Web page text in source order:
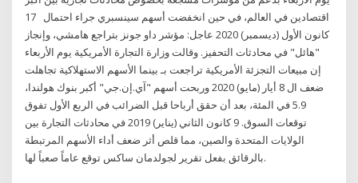
اقتصادين في العالم، في حين انخفضت أسهم سينسبري جراء احتمال 17
كانون الأول (ديسمبر) 2020 عاجل: مؤشر داو جونز بتراجع هامشي، وإنجاز
"هائل" في محادثات التحفيز. وقالت وزارة التجارة الأمريكية يوم الأربعاء
إن مبيعات التجزئة الأمريكية تراجعت بـ بينما الأسهم الاستهلاكية تجاهلت
ضعف ال 8 أيار (مايو) 2020 وربحت أسهم "آي.إن.جي" أكبر بنوك هولندا،
5.9 في المئة، بعد أن حقق أرباحا قبل الضرائب في الربع الأول تفوق
توقعات السوق. 9 كانون الثاني (يناير) 2019 في محادثات التجارة بين
الولايات المتحدة والصين، مما قلص أثر ضعف أداء الأسهم المرتبطة
بالرقائق بفعل تقرير لجولدمان ساكس توقع عاماً صعباً لها.